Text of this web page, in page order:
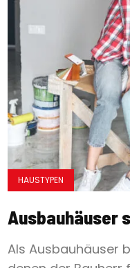
HAUSTYPEN
Ausbauhäuser
Als Ausbauhäuser